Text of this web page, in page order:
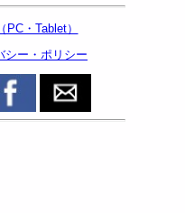
PC・Tablet）
シー・ポリシー